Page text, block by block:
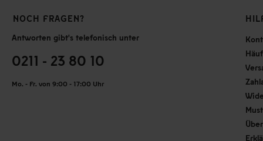
NOCH FRAGEN?
Antworten gibt's telefonisch unter
0211 - 23 80 10
Mo. - Fr. von 9:00 - 17:00 Uhr